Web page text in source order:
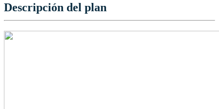
Descripción del plan